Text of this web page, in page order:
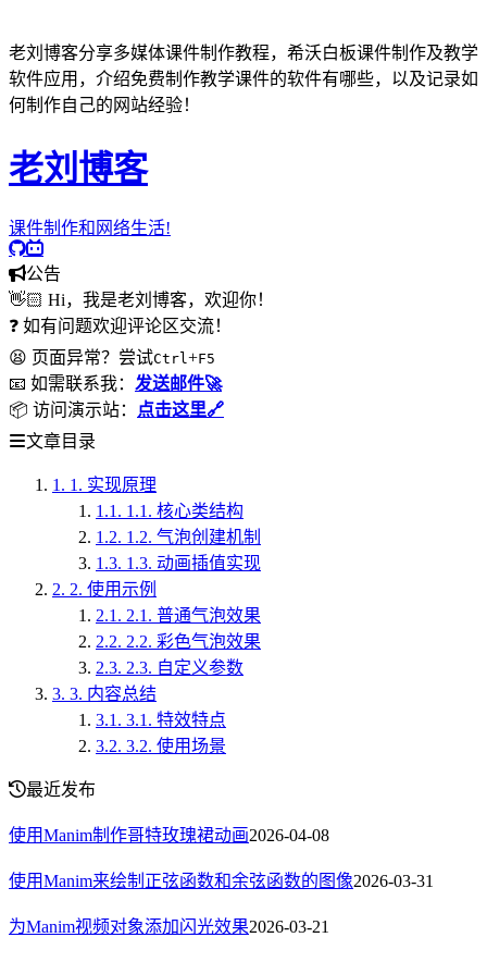
老刘博客分享多媒体课件制作教程，希沃白板课件制作及教学
软件应用，介绍免费制作教学课件的软件有哪些，以及记录如
何制作自己的网站经验！
老刘博客
课件制作和网络生活!
公告
👋🏻 Hi，我是老刘博客，欢迎你！
❓ 如有问题欢迎评论区交流！
😫 页面异常？尝试Ctrl+F5
📧 如需联系我： 发送邮件🚀
📦 访问演示站：
点击这里🔗
文章目录
1. 1. 实现原理
1.1. 1.1. 核心类结构
1.2. 1.2. 气泡创建机制
1.3. 1.3. 动画插值实现
2. 2. 使用示例
2.1. 2.1. 普通气泡效果
2.2. 2.2. 彩色气泡效果
2.3. 2.3. 自定义参数
3. 3. 内容总结
3.1. 3.1. 特效特点
3.2. 3.2. 使用场景
最近发布
使用Manim制作哥特玫瑰裙动画2026-04-08
使用Manim来绘制正弦函数和余弦函数的图像2026-03-31
为Manim视频对象添加闪光效果2026-03-21